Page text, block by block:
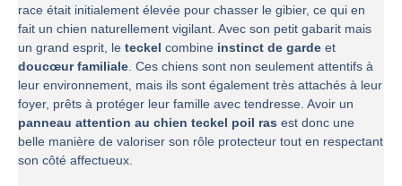
race était initialement élevée pour chasser le gibier, ce qui en
fait un chien naturellement vigilant. Avec son petit gabarit mais
un grand esprit, le teckel combine instinct de garde et
doucœur familiale. Ces chiens sont non seulement attentifs à
leur environnement, mais ils sont également très attachés à leur
foyer, prêts à protéger leur famille avec tendresse. Avoir un
panneau attention au chien teckel poil ras est donc une
belle manière de valoriser son rôle protecteur tout en respectant
son côté affectueux.